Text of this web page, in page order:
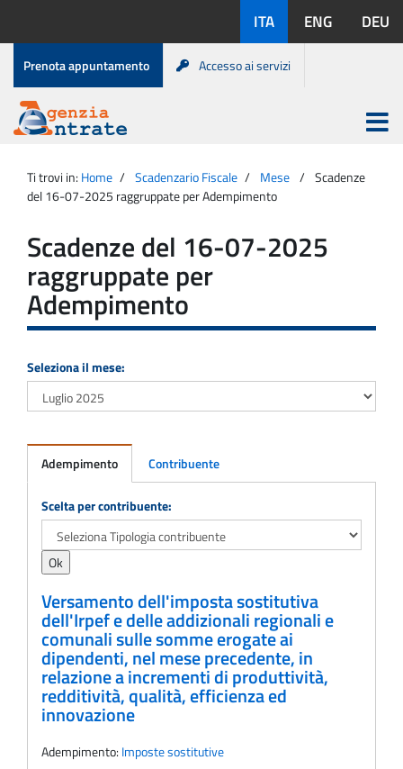
contenuto
disponibili:
ITA ENG DEU
Menu
di
servizio
Prenota appuntamento Accesso ai servizi
Agenzia
Entrate
Apri
menu
principale
Ti trovi in: Home Scadenzario Fiscale Mese
Scadenze
del 16-07-2025 raggruppate per Adempimento
Scadenze del 16-07-2025
raggruppate per
Adempimento
Seleziona il mese:
Adempimento Contribuente
Adempimento
Scelta per contribuente:
Versamento dell'imposta sostitutiva
dell'Irpef e delle addizionali regionali e
comunali sulle somme erogate ai
dipendenti, nel mese precedente, in
relazione a incrementi di produttività,
redditività, qualità, efficienza ed
innovazione
Adempimento: Imposte sostitutive